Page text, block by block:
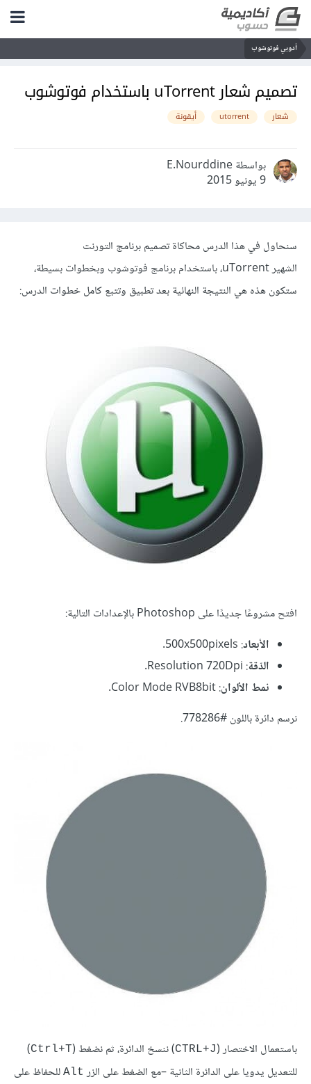
أدوبي فوتوشوب
تصميم شعار uTorrent باستخدام فوتوشوب
شعار utorrent أيقونة
بواسطة E.Nourddine
9 يونيو 2015
سنحاول في هذا الدرس محاكاة تصميم برنامج التورنت
الشهير uTorrent، باستخدام برنامج فوتوشوب وبخطوات بسيطة،
ستكون هذه هي النتيجة النهائية بعد تطبيق وتتبع كامل خطوات الدرس:
افتح مشروعًا جديدًا على Photoshop بالإعدادات التالية:
الأبعاد: 500x500pixels.
الدّقة: Resolution 720Dpi.
نمط الألوان: Color Mode RVB8bit.
نرسم دائرة باللون #778286.
باستعمال الاختصار (CTRL+J) ننسخ الدائرة، ثم نضغط (Ctrl+T
)
للتعديل يدويا على الدائرة الثانية –مع الضغط على الزر Alt للحفاظ على